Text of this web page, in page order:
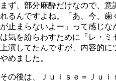
まず、部分麻酔だけなので、
れるんですよね。「あ、今、歯
が止まらないよー」って感じ
は気を紛らわすために『レ・
上演してたんですが、内容的
やめました。
その後は、Ｊｕｉｓｅ＝Ｊｕ